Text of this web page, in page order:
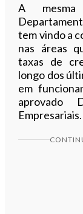
A
tem vindo a
nas áreas
taxas de
longo dos
em
aprovado
Empresariais.